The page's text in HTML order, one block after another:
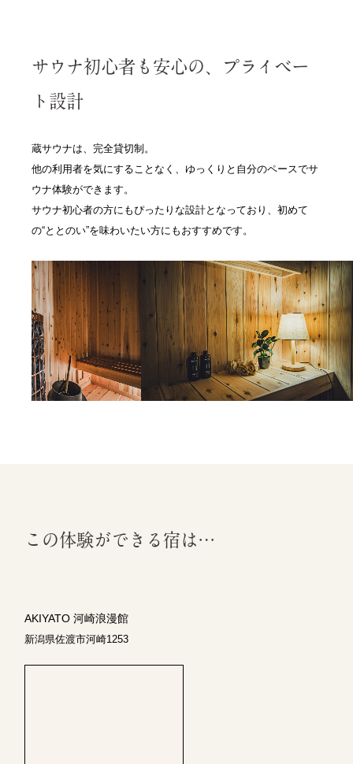
サウナ初心者も安心の、プライベー
ト設計
蔵サウナは、完全貸切制。
他の利用者を気にすることなく、ゆっくりと自分のペースでサ
ウナ体験ができます。
サウナ初心者の方にもぴったりな設計となっており、初めて
の“ととのい”を味わいたい方にもおすすめです。
この体験ができる宿は…
AKIYATO 河崎浪漫館
新潟県佐渡市河崎1253